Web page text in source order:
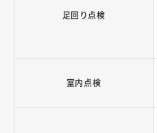
足回り点検
室内点検